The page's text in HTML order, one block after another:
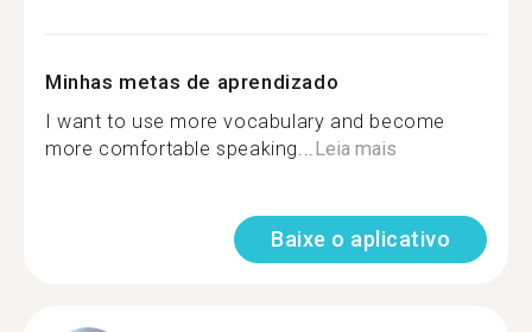
Minhas metas de aprendizado
I want to use more vocabulary and become
more comfortable speaking... Leia mais
Baixe o aplicativo